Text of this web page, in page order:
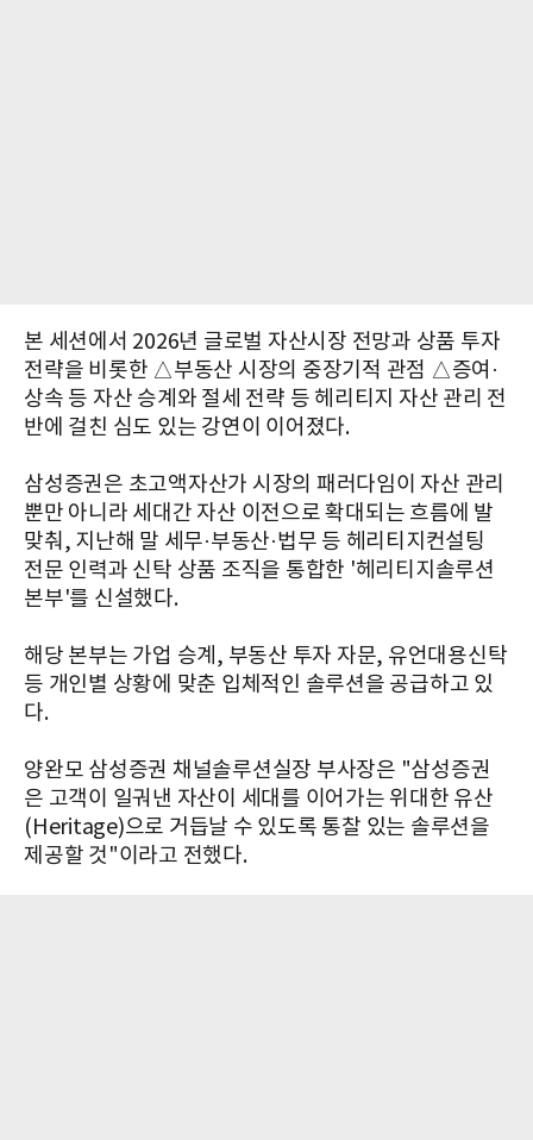
본 세션에서 2026년 글로벌 자산시장 전망과 상품 투자
전략을 비롯한 △부동산 시장의 중장기적 관점 △증여·
상속 등 자산 승계와 절세 전략 등 헤리티지 자산 관리 전
반에 걸친 심도 있는 강연이 이어졌다.
삼성증권은 초고액자산가 시장의 패러다임이 자산 관리
뿐만 아니라 세대간 자산 이전으로 확대되는 흐름에 발
맞춰, 지난해 말 세무·부동산·법무 등 헤리티지컨설팅
전문 인력과 신탁 상품 조직을 통합한 '헤리티지솔루션
본부'를 신설했다.
해당 본부는 가업 승계, 부동산 투자 자문, 유언대용신탁
등 개인별 상황에 맞춘 입체적인 솔루션을 공급하고 있
다.
양완모 삼성증권 채널솔루션실장 부사장은 "삼성증권
은 고객이 일궈낸 자산이 세대를 이어가는 위대한 유산
(Heritage)으로 거듭날 수 있도록 통찰 있는 솔루션을
제공할 것"이라고 전했다.